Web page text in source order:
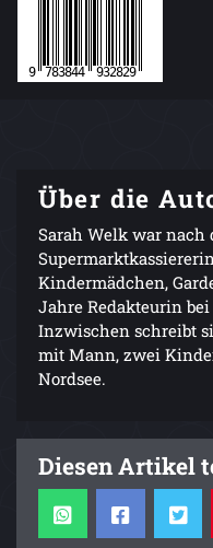
Über die
Sarah Welk war nach
Kindermädchen,
Jahre Redakteurin bei
Inzwischen schreibt
mit Mann, zwei
Nordsee.
Diesen Artikel